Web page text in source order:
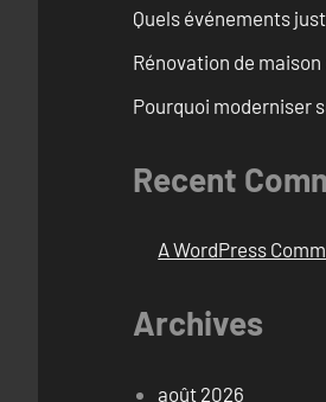
Quels événements
Rénovation de
Pourquoi moderniser
Recent
A WordPress
Archives
août 2026